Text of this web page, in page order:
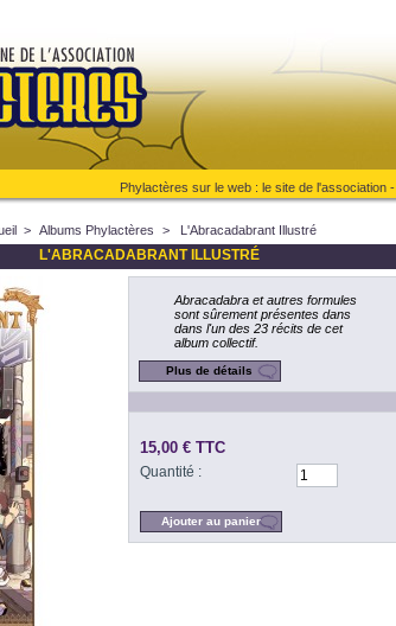
Phylactères sur le web : le site de l'association-
> Albums Phylactères > L'Abracadabrant Illustré
L'ABRACADABRANT ILLUSTRÉ
Abracadabra et autres formules
sont sûrement présentes dans
dans l'un des 23 récits de cet
album collectif.
Plus de détails
15,00 €TTC
Quantité :